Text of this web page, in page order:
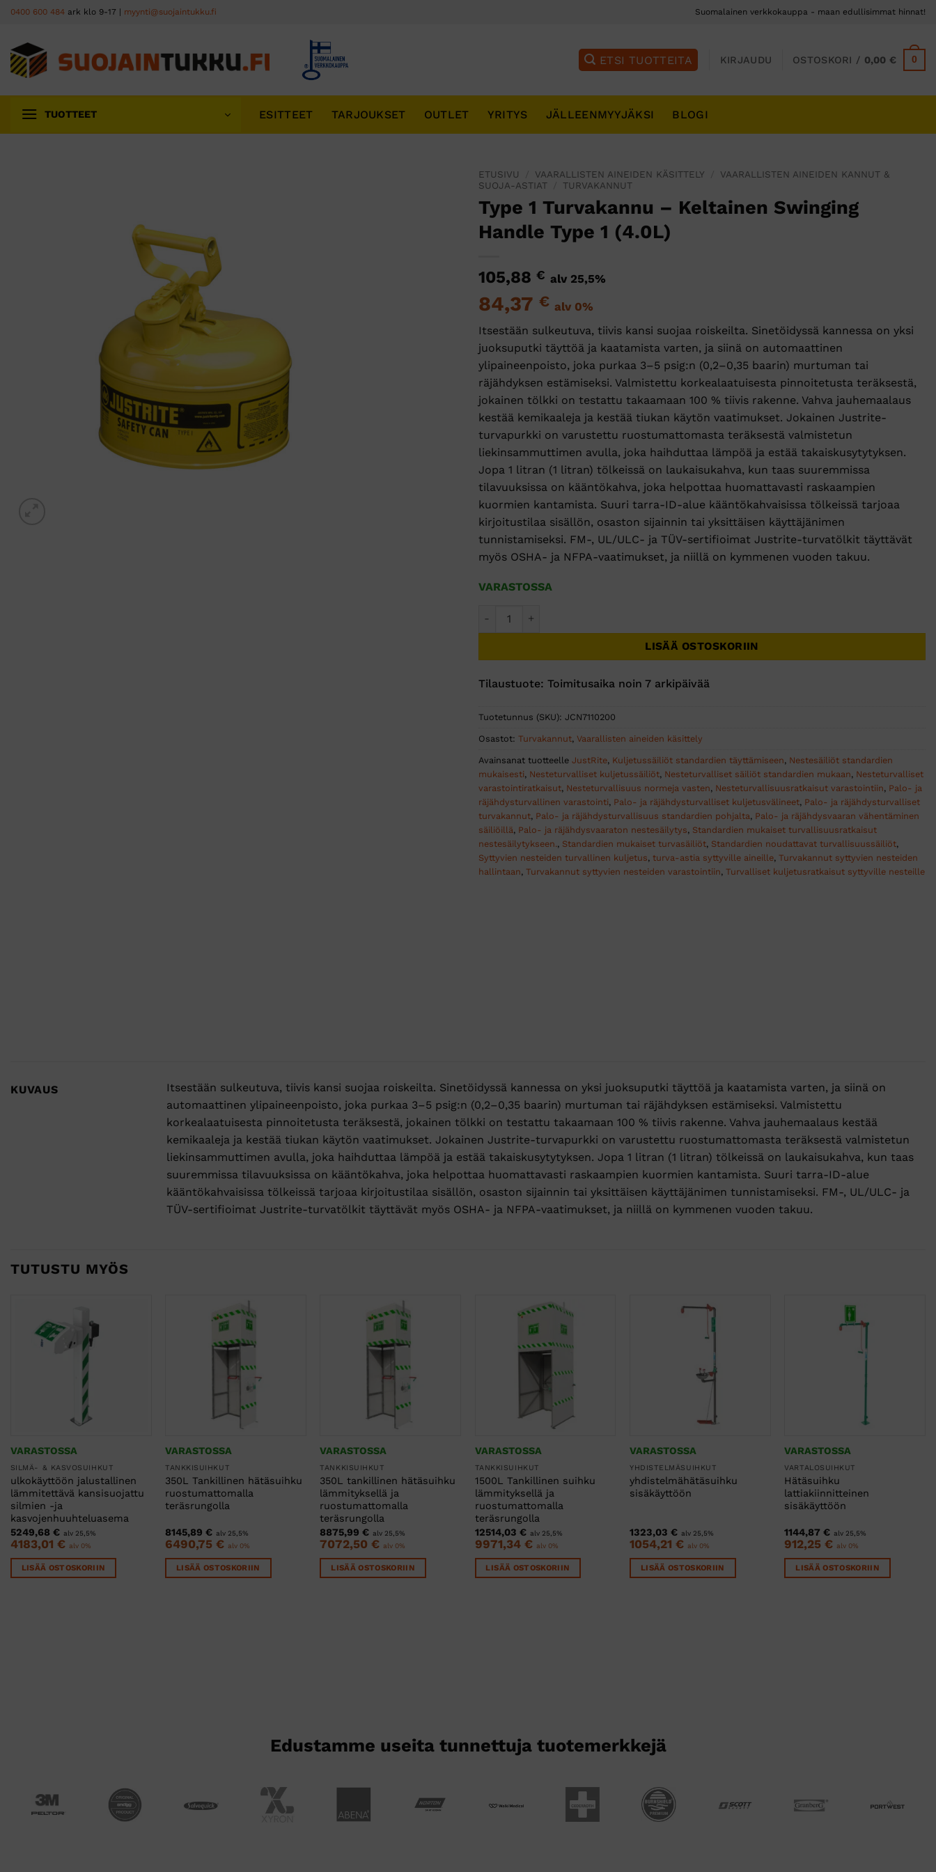
Skip
content
0400 600 484 ark klo 9-17 | myynti@suojaintukku.fi Suomalainen verkkokauppa - maan edullisimmat hinnat!
KIRJAUDU OSTOSKORI / 0,00€ 0
TUOTTEET ESITTEET TARJOUKSET OUTLET YRITYS JÄLLEENMYYJÄKSI BLOGI
ETUSIVU VAARALLISTEN AINEIDEN KÄSITTELY
VAARALLISTEN AINEIDEN KANNUT &
SUOJA-ASTIAT
TURVAKANNUT
Type 1 Turvakannu – Keltainen Swinging
Handle Type 1 (4.0L)
105,88 € alv 25,5%
84,37 € alv 0%
Itsestään sulkeutuva, tiivis kansi suojaa roiskeilta. Sinetöidyssä kannessa on yksi
juoksuputki täyttöä ja kaatamista varten, ja siinä on automaattinen
ylipaineenpoisto, joka purkaa 3–5 psig:n (0,2–0,35 baarin) murtuman tai
räjähdyksen estämiseksi. Valmistettu korkealaatuisesta pinnoitetusta teräksestä,
jokainen tölkki on testattu takaamaan 100 % tiivis rakenne. Vahva jauhemaalaus
kestää kemikaaleja ja kestää tiukan käytön vaatimukset. Jokainen Justrite-
turvapurkki on varustettu ruostumattomasta teräksestä valmistetun
liekinsammuttimen avulla, joka haihduttaa lämpöä ja estää takaiskusytytyksen.
Jopa 1 litran (1 litran) tölkeissä on laukaisukahva, kun taas suuremmissa
tilavuuksissa on kääntökahva, joka helpottaa huomattavasti raskaampien
kuormien kantamista. Suuri tarra-ID-alue kääntökahvaisissa tölkeissä tarjoaa
kirjoitustilaa sisällön, osaston sijainnin tai yksittäisen käyttäjänimen
tunnistamiseksi. FM-, UL/ULC- ja TÜV-sertifioimat Justrite-turvatölkit täyttävät
myös OSHA- ja NFPA-vaatimukset, ja niillä on kymmenen vuoden takuu.
VARASTOSSA
LISÄÄ OSTOSKORIIN
Tilaustuote: Toimitusaika noin 7 arkipäivää
Tuotetunnus (SKU): JCN7110200
Osastot: Turvakannut, Vaarallisten aineiden käsittely
Avainsanat tuotteelle JustRite, Kuljetussäiliöt standardien täyttämiseen, Nestesäiliöt standardien
mukaisesti, Nesteturvalliset kuljetussäiliöt, Nesteturvalliset säiliöt standardien mukaan, Nesteturvalliset
varastointiratkaisut, Nesteturvallisuus normeja vasten, Nesteturvallisuusratkaisut varastointiin, Palo- ja
räjähdysturvallinen varastointi, Palo- ja räjähdysturvalliset kuljetusvälineet, Palo- ja räjähdysturvalliset
turvakannut, Palo- ja räjähdysturvallisuus standardien pohjalta, Palo- ja räjähdysvaaran vähentäminen
säiliöillä, Palo- ja räjähdysvaaraton nestesäilytys, Standardien mukaiset turvallisuusratkaisut
nestesäilytykseen., Standardien mukaiset turvasäiliöt, Standardien noudattavat turvallisuussäiliöt,
Syttyvien nesteiden turvallinen kuljetus, turva-astia syttyville aineille, Turvakannut syttyvien nesteiden
hallintaan, Turvakannut syttyvien nesteiden varastointiin, Turvalliset kuljetusratkaisut syttyville nesteille
KUVAUS
Itsestään sulkeutuva, tiivis kansi suojaa roiskeilta. Sinetöidyssä kannessa on yksi juoksuputki täyttöä ja kaatamista varten, ja siinä on
automaattinen ylipaineenpoisto, joka purkaa 3–5 psig:n (0,2–0,35 baarin) murtuman tai räjähdyksen estämiseksi. Valmistettu
korkealaatuisesta pinnoitetusta teräksestä, jokainen tölkki on testattu takaamaan 100 % tiivis rakenne. Vahva jauhemaalaus kestää
kemikaaleja ja kestää tiukan käytön vaatimukset. Jokainen Justrite-turvapurkki on varustettu ruostumattomasta teräksestä valmistetun
liekinsammuttimen avulla, joka haihduttaa lämpöä ja estää takaiskusytytyksen. Jopa 1 litran (1 litran) tölkeissä on laukaisukahva, kun taas
suuremmissa tilavuuksissa on kääntökahva, joka helpottaa huomattavasti raskaampien kuormien kantamista. Suuri tarra-ID-alue
kääntökahvaisissa tölkeissä tarjoaa kirjoitustilaa sisällön, osaston sijainnin tai yksittäisen käyttäjänimen tunnistamiseksi. FM-, UL/ULC- ja
TÜV-sertifioimat Justrite-turvatölkit täyttävät myös OSHA- ja NFPA-vaatimukset, ja niillä on kymmenen vuoden takuu.
TUTUSTU MYÖS
VARASTOSSA
SILMÄ- & KASVOSUIHKUT
ulkokäyttöön jalustallinen
lämmitettävä kansisuojattu
silmien -ja
kasvojenhuuhteluasema
5249,68 € alv 25,5%
4183,01 € alv 0%
LISÄÄ OSTOSKORIIN
VARASTOSSA
TANKKISUIHKUT
350L Tankillinen hätäsuihku
ruostumattomalla
teräsrungolla
8145,89€ alv 25,5%
6490,75€ alv 0%
LISÄÄ OSTOSKORIIN
VARASTOSSA
TANKKISUIHKUT
350L tankillinen hätäsuihku
lämmityksellä ja
ruostumattomalla
teräsrungolla
8875,99€ alv 25,5%
7072,50€ alv 0%
LISÄÄ OSTOSKORIIN
VARASTOSSA
TANKKISUIHKUT
1500L Tankillinen suihku
lämmityksellä ja
ruostumattomalla
teräsrungolla
12514,03 € alv 25,5%
9971,34 € alv 0%
LISÄÄ OSTOSKORIIN
VARASTOSSA
YHDISTELMÄSUIHKUT
yhdistelmähätäsuihku
sisäkäyttöön
1323,03€ alv 25,5%
1054,21€ alv 0%
LISÄÄ OSTOSKORIIN
VARASTOSSA
VARTALOSUIHKUT
Hätäsuihku
lattiakiinnitteinen
sisäkäyttöön
1144,87€ alv 25,5%
912,25€ alv 0%
LISÄÄ OSTOSKORIIN
Edustamme useita tunnettuja tuotemerkkejä